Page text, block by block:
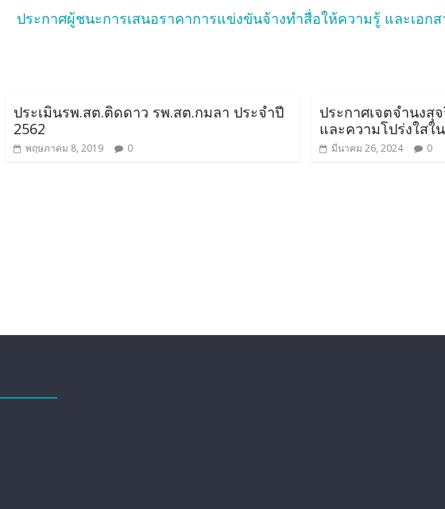
ประกาศผู้ชนะการเสนอราคาการแข่งขันจ้างทำสื่อให้ความรู้ และเอก
ประเมินรพ.สต.ติดดาว รพ.สต.กมลา ประจำปี
2562
พฤษภาคม 8, 2019 0
ประกาศเจตจำนงสุ
และความโปร่งใสใ
มีนาคม 26, 2024 0